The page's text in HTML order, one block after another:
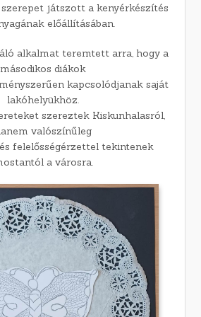
játszott a kenyérkészítés
előállításában.
alkalmat teremtett arra, hogy a
másodikos diákok
kapcsolódjanak saját
lakóhelyükhöz.
szereztek Kiskunhalasról,
valószínűleg
felelősségérzettel tekintenek
a városra.